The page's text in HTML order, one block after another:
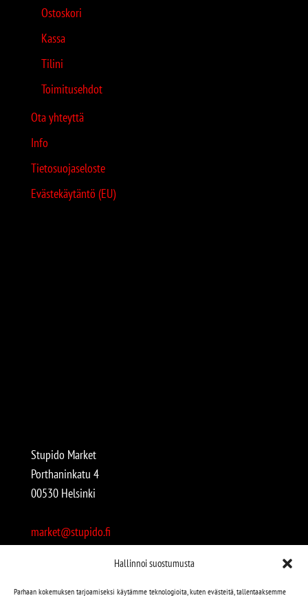
Hallinnoi suostumusta
Parhaan kokemuksen tarjoamiseksi käytämme teknologioita, kuten evästeitä, tallentaaksemme
Ostoskori
Kassa
Tilini
Toimitusehdot
Ota yhteyttä
Info
Tietosuojaseloste
Evästekäytäntö (EU)
Stupido Market
Porthaninkatu 4
00530 Helsinki
market@stupido.fi
Avoinna: